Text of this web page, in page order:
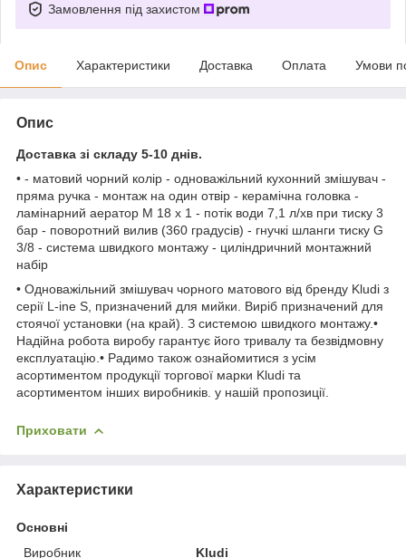
Замовлення під захистом
Опис Характеристики Доставка Оплата Умови
Опис
Доставка зі складу 5-10 днів.
• - матовий чорний колір - одноважільний кухонний змішувач -
пряма ручка - монтаж на один отвір - керамічна головка -
ламінарний аератор M 18 x 1 - потік води 7,1 л/хв при тиску 3
бар - поворотний вилив (360 градусів) - гнучкі шланги тиску G
3/8 - система швидкого монтажу - циліндричний монтажний
набір
• Одноважільний змішувач чорного матового від бренду Kludi з
серії L-ine S, призначений для мийки. Виріб призначений для
стоячої установки (на край). З системою швидкого монтажу.•
Надійна робота виробу гарантує його тривалу та безвідмовну
експлуатацію.• Радимо також ознайомитися з усім
асортиментом продукції торгової марки Kludi та
асортиментом інших виробників. у нашій пропозиції.
Приховати
Характеристики
Основні
Виробник
Kludi